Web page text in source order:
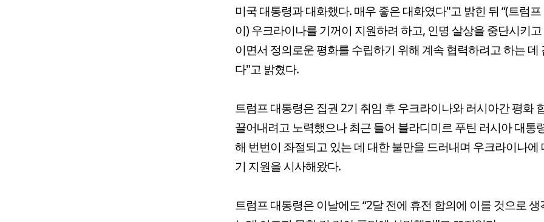
미국 대통령과 대화했다. 매우 좋은 대화였다"고 밝힌 뒤 “(트럼
이) 우크라이나를 기꺼이 지원하려 하고, 인명 살상을 중단시키
이면서 정의로운 평화를 수립하기 위해 계속 협력하려고 하는 데
다"고 밝혔다.
트럼프 대통령은 집권 2기 취임 후 우크라이나와 러시아간 평화
끌어내려고 노력했으나 최근 들어 블라디미르 푸틴 러시아 대통
해 번번이 좌절되고 있는 데 대한 불만을 드러내며 우크라이나에
기 지원을 시사해왔다.
트럼프 대통령은 이날에도 “2달 전에 휴전 합의에 이를 것으로 생